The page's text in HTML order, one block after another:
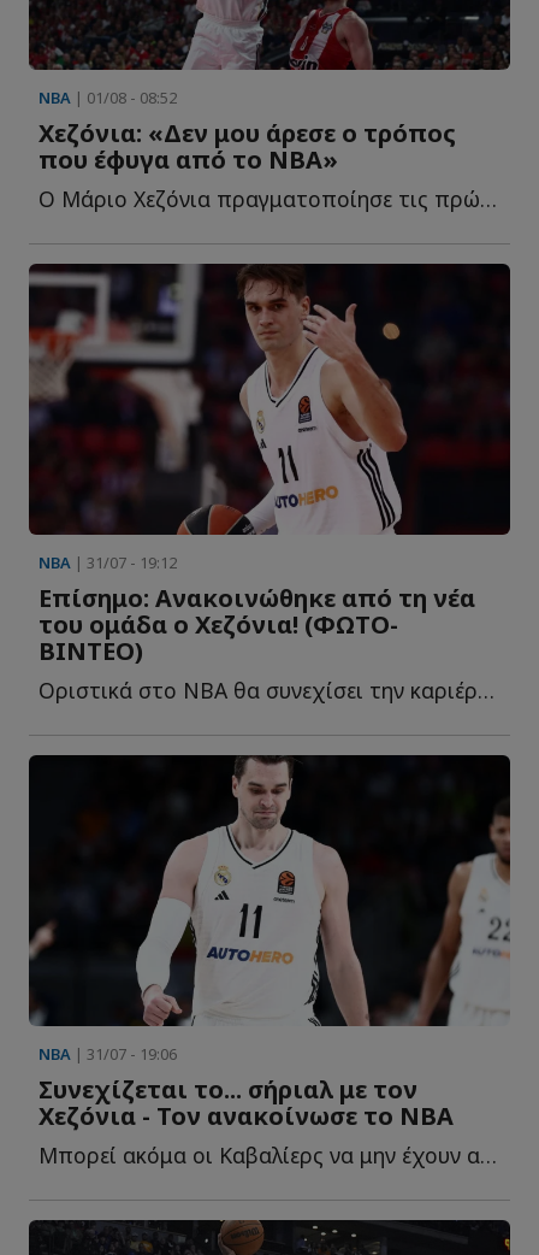
NBA | 01/08 - 08:52
Χεζόνια: «Δεν μου άρεσε ο τρόπος
που έφυγα από το NBA»
Ο Μάριο Χεζόνια πραγματοποίησε τις πρώτες του δηλώσεις μ...
NBA | 31/07 - 19:12
Επίσημο: Ανακοινώθηκε από τη νέα
του ομάδα ο Χεζόνια! (ΦΩΤΟ-
ΒΙΝΤΕΟ)
Οριστικά στο NBA θα συνεχίσει την καριέρα του ο Κροάτης φ...
NBA | 31/07 - 19:06
Συνεχίζεται το... σήριαλ με τον
Χεζόνια - Τον ανακοίνωσε το ΝΒΑ
Μπορεί ακόμα οι Καβαλίερς να μην έχουν ανακοινώσει τ...